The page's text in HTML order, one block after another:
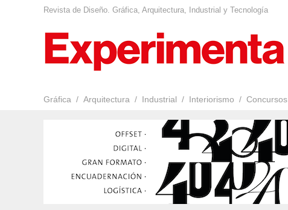
Revista de Diseño. Gráfica, Arquitectura, Industrial y Tecnología
Gráfica Arquitectura Industrial Interiorismo Concursos